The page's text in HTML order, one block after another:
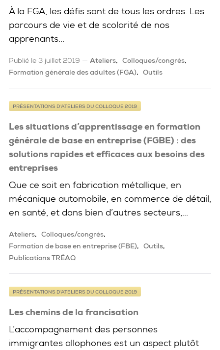
À la FGA, les défis sont de tous les ordres. Les
parcours de vie et de scolarité de nos
apprenants...
Publié le 3 juillet 2019 Ateliers
Colloques/congrès
Formation générale des adultes (FGA)
Outils
Les situations d’apprentissage en formation
générale de base en entreprise (FGBE) : des
solutions rapides et efficaces aux besoins des
entreprises
PRÉSENTATIONS D'ATELIERS DU COLLOQUE 2019
Que ce soit en fabrication métallique, en
mécanique automobile, en commerce de détail,
en santé, et dans bien d’autres secteurs,...
Ateliers
Colloques/congrès
Formation de base en entreprise (FBE)
Outils
Publications TRÉAQ
Les chemins de la francisation
PRÉSENTATIONS D'ATELIERS DU COLLOQUE 2019
L’accompagnement des personnes
immigrantes allophones est un aspect plutôt